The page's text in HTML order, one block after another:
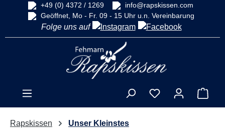
springen
+49 (0) 4372 / 1269
info@rapskissen.com
Geöffnet, Mo - Fr. 09 - 15 Uhr u.n. Vereinbarung
Folge uns auf
Rapskissen Unser Kleinstes